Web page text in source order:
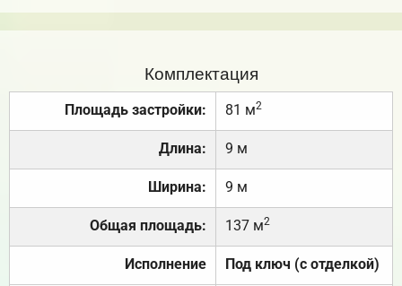
Комплектация
Площадь застройки: 81 м2
Длина: 9 м
Ширина: 9 м
Общая площадь: 137 м2
Исполнение Под ключ (с отделкой)